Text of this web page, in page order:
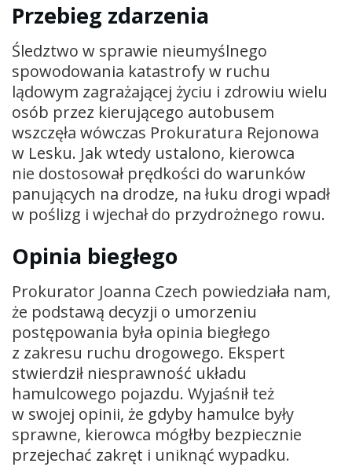
Przebieg zdarzenia
Śledztwo w sprawie nieumyślnego
spowodowania katastrofy w ruchu
lądowym zagrażającej życiu i zdrowiu wielu
osób przez kierującego autobusem
wszczęła wówczas Prokuratura Rejonowa
w Lesku. Jak wtedy ustalono, kierowca
nie dostosował prędkości do warunków
panujących na drodze, na łuku drogi wpadł
w poślizg i wjechał do przydrożnego rowu.
Opinia biegłego
Prokurator Joanna Czech powiedziała nam,
że podstawą decyzji o umorzeniu
postępowania była opinia biegłego
z zakresu ruchu drogowego. Ekspert
stwierdził niesprawność układu
hamulcowego pojazdu. Wyjaśnił też
w swojej opinii, że gdyby hamulce były
sprawne, kierowca mógłby bezpiecznie
przejechać zakręt i uniknąć wypadku.